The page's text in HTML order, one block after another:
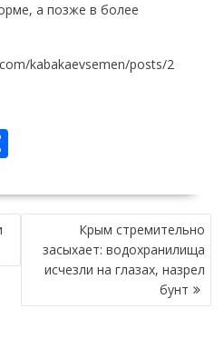
а позже в более
kabakaevsemen/posts/2
П
ді
и
и
Крым стремительно
засыхает: водохранилища
исчезли на глазах, назрел
бунт